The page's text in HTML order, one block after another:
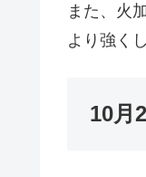
また、火
より強く
10月